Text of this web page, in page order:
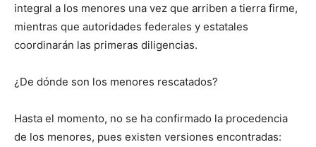
integral a los menores una vez que arriben a tierra firme,
mientras que autoridades federales y estatales
coordinarán las primeras diligencias.
¿De dónde son los menores rescatados?
Hasta el momento, no se ha confirmado la procedencia
de los menores, pues existen versiones encontradas: